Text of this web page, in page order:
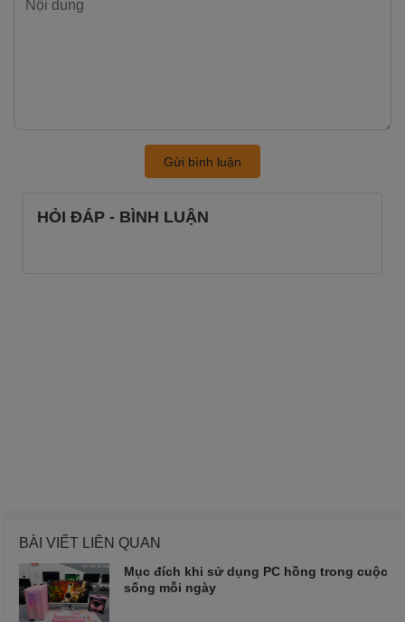
Gửi bình luận
HỎI ĐÁP - BÌNH LUẬN
BÀI VIẾT LIÊN QUAN
Mục đích khi sử dụng PC hồng trong cuộc
sống mỗi ngày